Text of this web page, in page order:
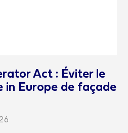
Act : Éviter le
in Europe de façade